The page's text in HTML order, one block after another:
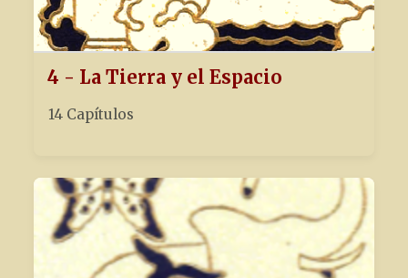
4 - La Tierra y el Espacio
14 Capítulos